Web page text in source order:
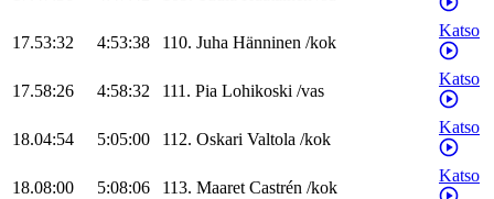
17.53:32 4:53:38 110. Juha Hänninen /kok
Katso
17.58:26 4:58:32 111. Pia Lohikoski /vas
Katso
18.04:54 5:05:00 112. Oskari Valtola /kok
Katso
18.08:00 5:08:06 113. Maaret Castrén /kok
Katso